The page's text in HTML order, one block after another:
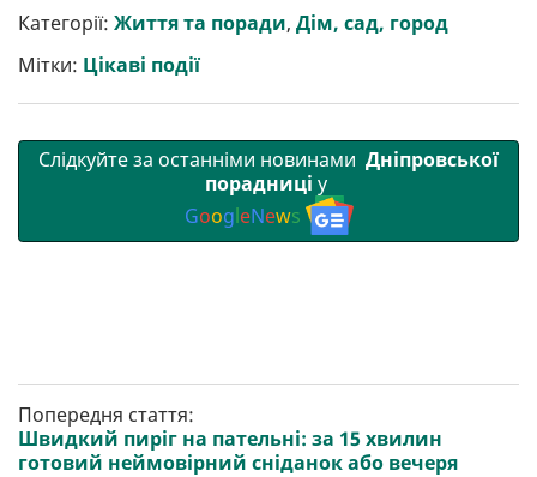
р
и
и
b
o
o
k
t
e
l g
r
s
A
r l
Категорії: Життя та поради, Дім, сад, город
Мітки: Цікаві події
Слідкуйте за останніми новинами Дніпровської
порадниці у
GoogleNews
Попередня стаття:
Швидкий пиріг на пательні: за 15 хвилин
готовий неймовірний сніданок або вечеря